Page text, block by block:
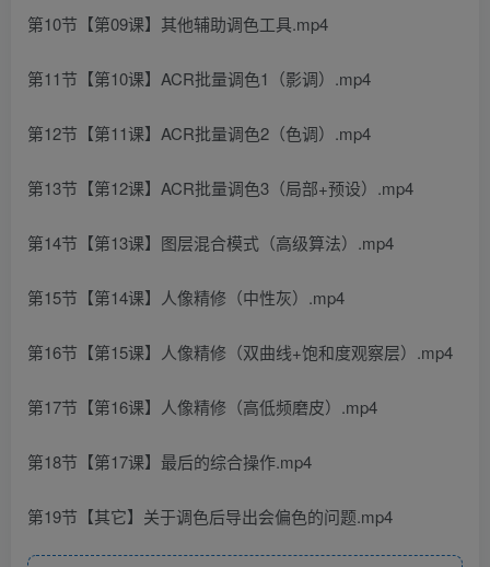
第10节【第09课】其他辅助调色工具.mp4
第11节【第10课】ACR批量调色1（影调）.mp4
第12节【第11课】ACR批量调色2（色调）.mp4
第13节【第12课】ACR批量调色3（局部+预设）.mp4
第14节【第13课】图层混合模式（高级算法）.mp4
第15节【第14课】人像精修（中性灰）.mp4
第16节【第15课】人像精修（双曲线+饱和度观察层）.mp4
第17节【第16课】人像精修（高低频磨皮）.mp4
第18节【第17课】最后的综合操作.mp4
第19节【其它】关于调色后导出会偏色的问题.mp4